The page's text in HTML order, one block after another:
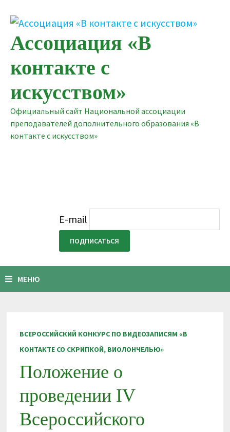
содержимому
Ассоциация «В
контакте с
искусством»
Официальный сайт Национальной ассоциации
преподавателей дополнительного образования «В
контакте с искусством»
E-mail
МЕНЮ
ВСЕРОССИЙСКИЙ КОНКУРС ПО ВИДЕОЗАПИСЯМ «В
КОНТАКТЕ СО СКРИПКОЙ, ВИОЛОНЧЕЛЬЮ»
Положение о
проведении IV
Всероссийского